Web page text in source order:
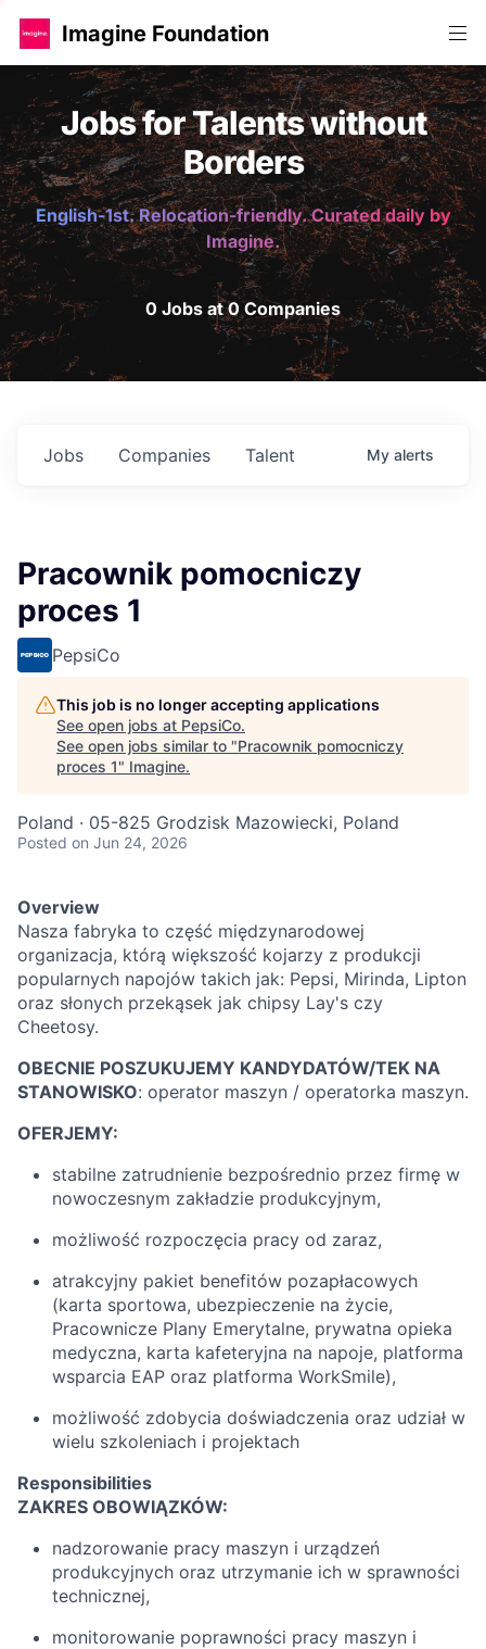
Imagine Foundation
Jobs for Talents without
Borders
English-1st. Relocation-friendly. Curated daily by
Imagine.
0 Jobs at 0 Companies
Jobs Companies Talent My alerts
Pracownik pomocniczy
proces 1
PepsiCo
This job is no longer accepting applications
See open jobs at PepsiCo.
See open jobs similar to "Pracownik pomocniczy
proces 1" Imagine.
Poland · 05-825 Grodzisk Mazowiecki, Poland
Posted on Jun 24, 2026
Overview
Nasza fabryka to część międzynarodowej
organizacja, którą większość kojarzy z produkcji
popularnych napojów takich jak: Pepsi, Mirinda, Lipton
oraz słonych przekąsek jak chipsy Lay's czy
Cheetosy.
OBECNIE POSZUKUJEMY KANDYDATÓW/TEK NA
STANOWISKO: operator maszyn / operatorka maszyn.
OFERJEMY:
stabilne zatrudnienie bezpośrednio przez firmę w
nowoczesnym zakładzie produkcyjnym,
możliwość rozpoczęcia pracy od zaraz,
atrakcyjny pakiet benefitów pozapłacowych
(karta sportowa, ubezpieczenie na życie,
Pracownicze Plany Emerytalne, prywatna opieka
medyczna, karta kafeteryjna na napoje, platforma
wsparcia EAP oraz platforma WorkSmile),
możliwość zdobycia doświadczenia oraz udział w
wielu szkoleniach i projektach
Responsibilities
ZAKRES OBOWIĄZKÓW:
nadzorowanie pracy maszyn i urządzeń
produkcyjnych oraz utrzymanie ich w sprawności
technicznej,
monitorowanie poprawności pracy maszyn i